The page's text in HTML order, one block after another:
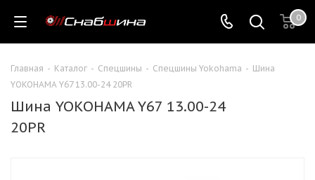
0
Главная - Каталог - Спецшины - Спецшины Yokohama - Шина
YOKOHAMA Y67 13.00-24 20PR
Шина YOKOHAMA Y67 13.00-24
20PR